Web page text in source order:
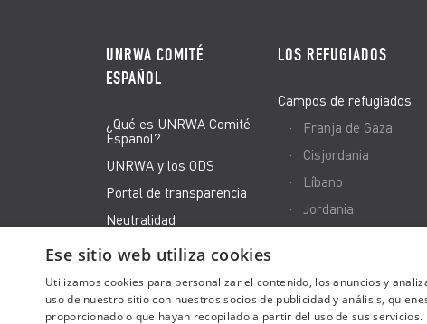
UNRWA COMITÉ
ESPAÑOL
¿Qué es UNRWA Comité
Español?
UNRWA y los ODS
Portal de transparencia
Neutralidad
El equipo
LOS REFUGIADOS
Campos de refugiados
Franja de Gaza
Cisjordania
Líbano
Jordania
Ese sitio web utiliza cookies
Utilizamos cookies para personalizar el contenido, los anuncios y
uso de nuestro sitio con nuestros socios de publicidad y análisis,
proporcionado o que hayan recopilado a partir del uso de sus servicios.